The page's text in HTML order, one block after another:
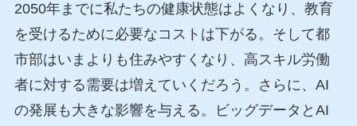
2050年までに私たちの健康状態はよくなり、教育
を受けるために必要なコストは下がる。そして都
市部はいまよりも住みやすくなり、高スキル労働
者に対する需要は増えていくだろう。さらに、AI
の発展も大きな影響を与える。ビッグデータとAI